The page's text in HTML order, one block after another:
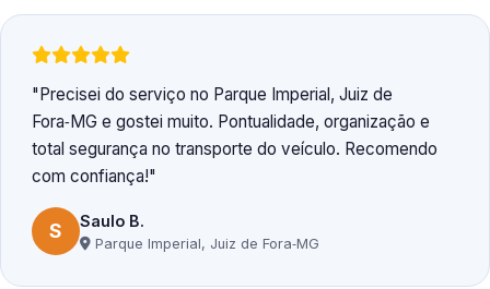
Precisei do serviço no Parque Imperial, Juiz de
Fora‑MG e gostei muito. Pontualidade, organização e
total segurança no transporte do veículo. Recomendo
com confiança!
S Saulo B.
Parque Imperial, Juiz de Fora‑MG